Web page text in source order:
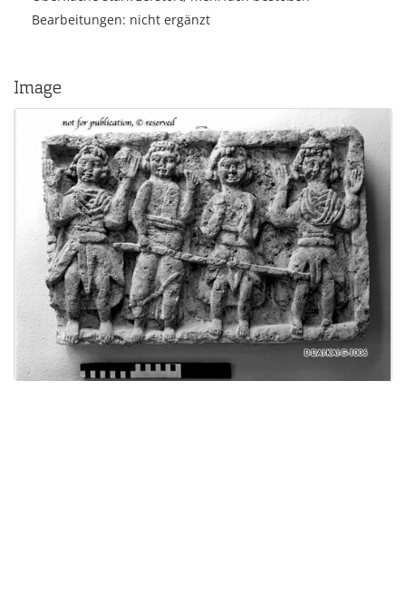
Bearbeitungen: nicht ergänzt
Image